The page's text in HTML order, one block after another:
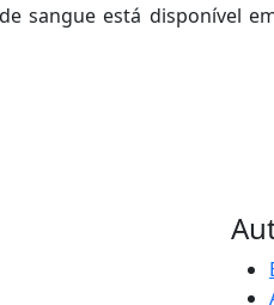
sangue está disponível